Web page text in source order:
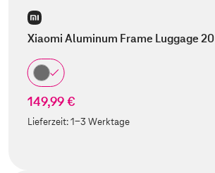
Xiaomi Aluminum Frame Luggage 20
149,99 €
Lieferzeit:1-3 Werktage